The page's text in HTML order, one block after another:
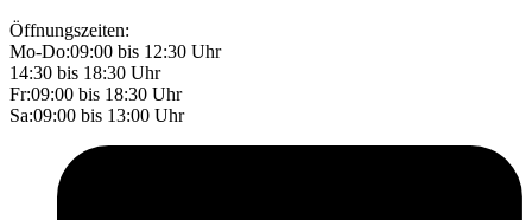
Öffnungszeiten:
Mo-Do:09:00 bis 12:30 Uhr
14:30 bis 18:30 Uhr
Fr:09:00 bis 18:30 Uhr
Sa:09:00 bis 13:00 Uhr